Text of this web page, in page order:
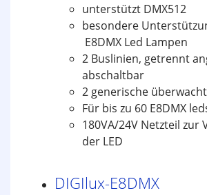
unterstützt DMX512
besondere
E8DMX Led Lampen
2 Buslinien, getrennt
abschaltbar
2 generische
Für bis zu 60 E8DMX
180VA/24V Netzteil zur
der LED
DIGIlux-E8DMX